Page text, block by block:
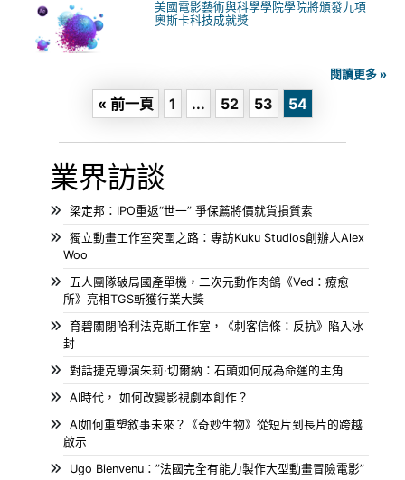
業界訪談
梁定邦：IPO重返“世一” 爭保薦將價就貨損質素
獨立動畫工作室突圍之路：專訪Kuku Studios創辦人Alex
Woo
五人團隊破局國產單機，二次元動作肉鴿《Ved：療愈
所》亮相TGS斬獲行業大獎
育碧關閉哈利法克斯工作室，《刺客信條：反抗》陷入冰
封
對話捷克導演朱莉·切爾納：石頭如何成為命運的主角
AI時代， 如何改變影視劇本創作？
AI如何重塑敘事未來？《奇妙生物》從短片到長片的跨越
啟示
Ugo Bienvenu：”法國完全有能力製作大型動畫冒險電影”
美國電影藝術與科學學院學院將頒發九項
奧斯卡科技成就獎
閱讀更多 »
« 前一頁 1 ... 52 53 54